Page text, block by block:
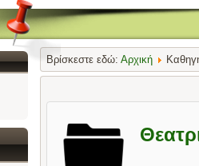
Βρίσκεστε εδώ: Αρχική